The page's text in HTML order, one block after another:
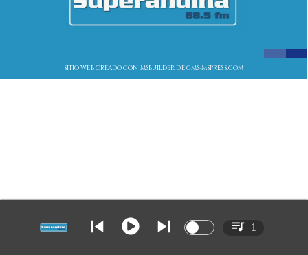
SITIO WEB CREADO CON MSBUILDER DE CMS-MSPRESS.COM
1